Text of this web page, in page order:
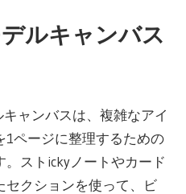
ルキャンバス
キャンバスは、複雑なアイ
1ページに整理するための
ストickyノートやカード
セクションを使って、ビ